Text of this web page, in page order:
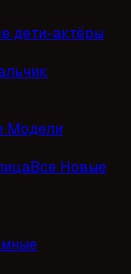
дети-актёры
Модели
Все Новые